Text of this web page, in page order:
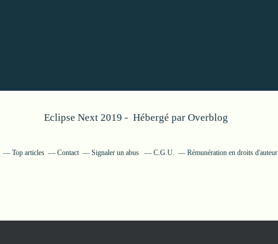
Eclipse Next 2019 - Hébergé par Overblog
Top articles Contact Signaler un abus C.G.U. Rémunération en droits d'auteur